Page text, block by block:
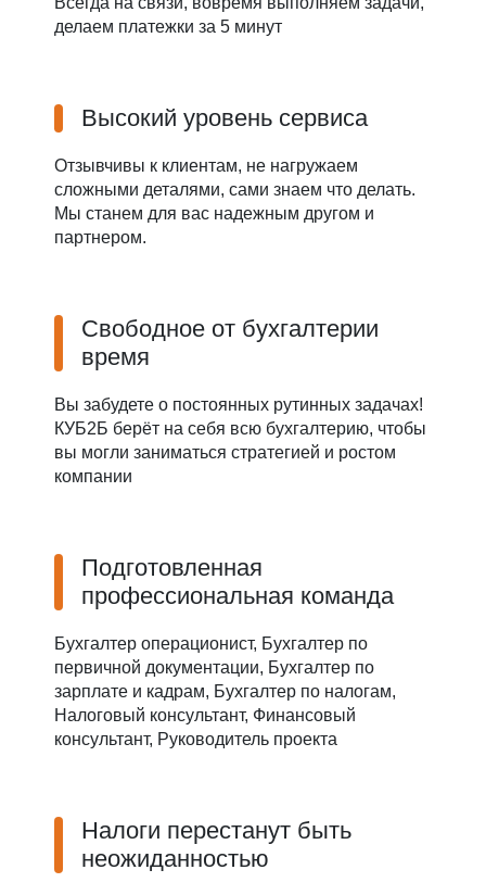
делаем платежки за 5 минут
Высокий уровень сервиса
Отзывчивы к клиентам, не нагружаем
сложными деталями, сами знаем что делать.
Мы станем для вас надежным другом и
партнером.
Свободное от бухгалтерии
время
Вы забудете о постоянных рутинных задачах!
КУБ2Б берёт на себя всю бухгалтерию, чтобы
вы могли заниматься стратегией и ростом
компании
Подготовленная
профессиональная команда
Бухгалтер операционист, Бухгалтер по
первичной документации, Бухгалтер по
зарплате и кадрам, Бухгалтер по налогам,
Налоговый консультант, Финансовый
консультант, Руководитель проекта
Налоги перестанут быть
неожиданностью